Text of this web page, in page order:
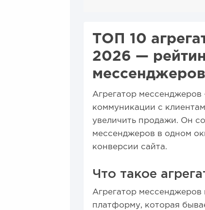
ТОП 10
2026 —
Агрегатор
коммуникации с
увеличить продажи. Он
мессенджеров в одном
конверсии сайта.
Что такое
Агрегатор
платформу, которая